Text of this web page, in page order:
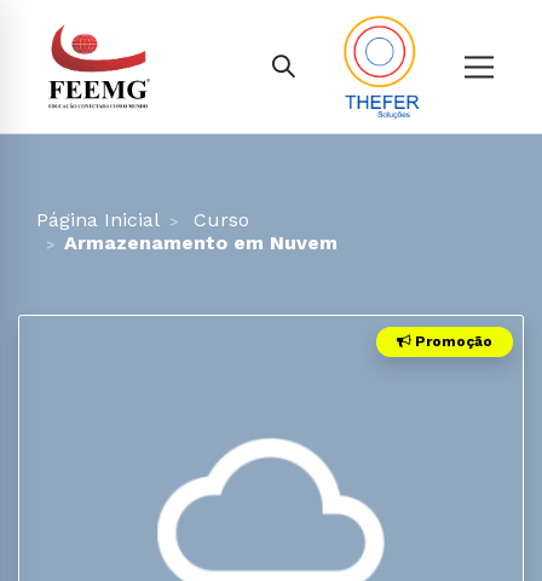
Página Inicial
Curso
Armazenamento em Nuvem
Promoção